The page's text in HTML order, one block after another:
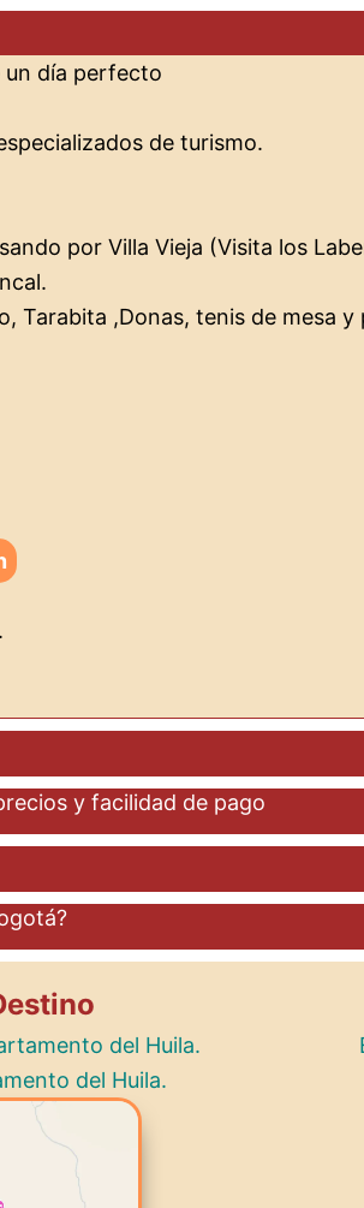
un día perfecto
de turismo.
por Villa Vieja (Visita los
Tarabita ,Donas, tenis de mesa
y facilidad de pago
del Huila.
del Huila.